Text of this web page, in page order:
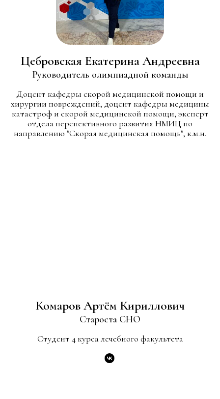
Цебровская Екатерина Андреевна
Руководитель олимпиадной команды
Доцент кафедры скорой медицинской помощи и
хирургии повреждений, доцент кафедры медицины
катастроф и скорой медицинской помощи, эксперт
отдела перспективного развития НМИЦ по
направлению "Скорая медицинская помощь", к.м.н.
Комаров Артём Кириллович
Староста СНО
Студент 4 курса лечебного факультета